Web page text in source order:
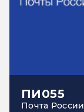
ПИ055
Почта России